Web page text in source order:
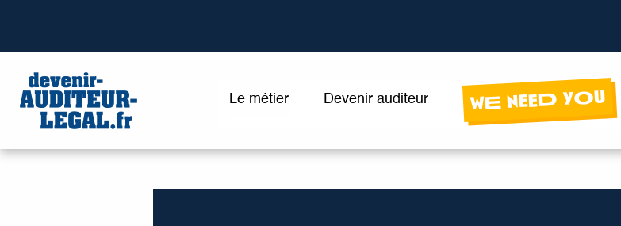
Le métier Devenir auditeur wE neeD yOu